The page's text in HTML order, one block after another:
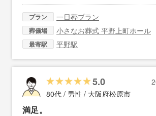
プラン 一日葬プラン
葬儀場 小さなお葬式 平野上町ホール
最寄駅 平野駅
5.0
80代 / 男性 / 大阪府松原市
満足。